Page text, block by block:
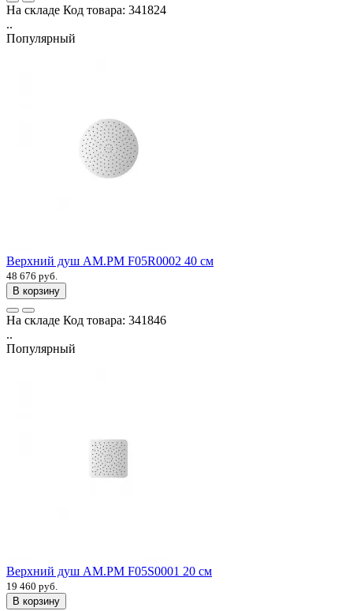
На складе Код товара: 341824
..
Популярный
Верхний душ AM.PM F05R0002 40 см
48 676 руб.
В корзину
На складе Код товара: 341846
..
Популярный
Верхний душ AM.PM F05S0001 20 см
19 460 руб.
В корзину